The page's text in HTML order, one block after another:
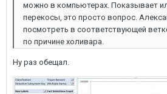
можно в компьютерах. Показывает
перекосы, это просто вопрос.
посмотреть в соответствующей
по причине холивара.
Ну раз обещал.